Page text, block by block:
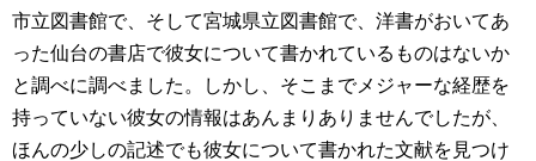
市立図書館で、そして宮城県立図書館で、洋書がおいてあ
った仙台の書店で彼女について書かれているものはないか
と調べに調べました。しかし、そこまでメジャーな経歴を
持っていない彼女の情報はあんまりありませんでしたが、
ほんの少しの記述でも彼女について書かれた文献を見つけ